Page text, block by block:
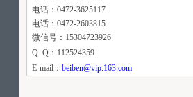
电话：0472-3625117
电话：0472-2603815
微信号：15304723926
Q Q：112524359
E-mail： beiben@vip.163.com